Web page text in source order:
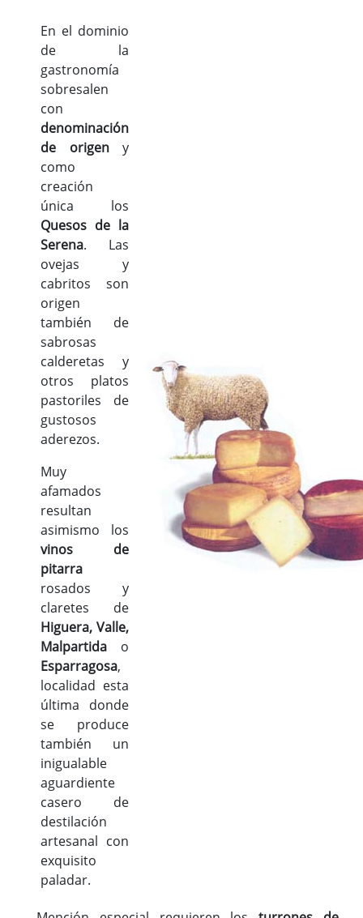
En el dominio
de la
gastronomía
sobresalen
con
denominación
de origeny
como
creación
única los
Quesos de la
Serena. Las
ovejas y
cabritos son
origen
también de
sabrosas
calderetas y
otros platos
pastoriles de
gustosos
aderezos.
Muy
afamados
resultan
asimismo los
vinos de
pitarra
rosados y
claretes de
Higuera, Valle,
Malpartida o
Esparragosa,
localidad esta
última donde
se produce
también un
inigualable
aguardiente
casero de
destilación
artesanal con
exquisito
paladar.